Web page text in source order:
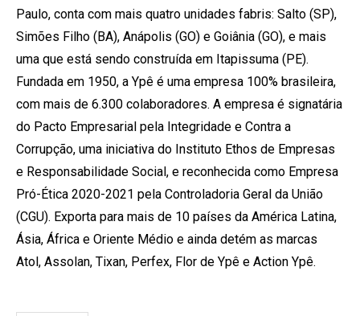
Paulo, conta com mais quatro unidades fabris: Salto (SP),
Simões Filho (BA), Anápolis (GO) e Goiânia (GO), e mais
uma que está sendo construída em Itapissuma (PE).
Fundada em 1950, a Ypê é uma empresa 100% brasileira,
com mais de 6.300 colaboradores. A empresa é signatária
do Pacto Empresarial pela Integridade e Contra a
Corrupção, uma iniciativa do Instituto Ethos de Empresas
e Responsabilidade Social, e reconhecida como Empresa
Pró-Ética 2020-2021 pela Controladoria Geral da União
(CGU). Exporta para mais de 10 países da América Latina,
Ásia, África e Oriente Médio e ainda detém as marcas
Atol, Assolan, Tixan, Perfex, Flor de Ypê e Action Ypê.